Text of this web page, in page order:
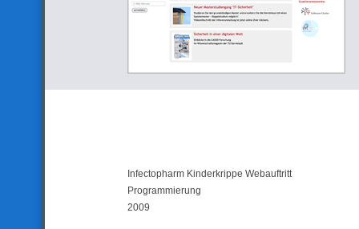
Infectopharm Kinderkrippe Webauftritt
Programmierung
2009